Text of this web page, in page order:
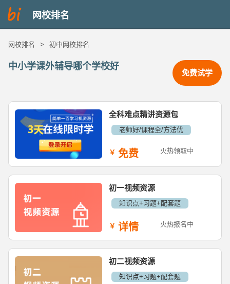
网校排名
网校排名 > 初中网校排名
中小学课外辅导哪个学校好
免费试学
全科难点精讲资源包
老师好/课程全/方法优
免费 火热领取中
初一视频资源
知识点+习题+配套题
详情 火热报名中
初二视频资源
知识点+习题+配套题